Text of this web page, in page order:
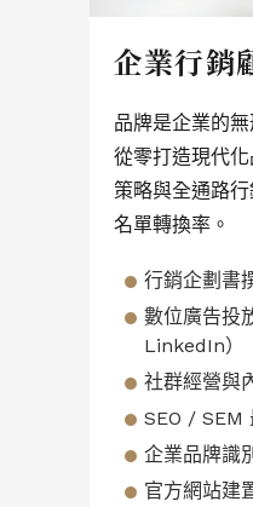
企業行銷
品牌是企業的
從零打造現代
策略與全通路
名單轉換率。
行銷企劃書
數位廣告投
LinkedIn）
社群經營與
SEO / SEM
企業品牌識
官方網站建